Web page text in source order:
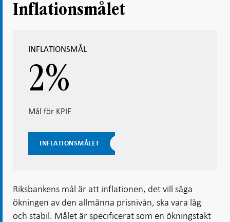
Inflationsmålet
INFLATIONSMÅL
2%
Mål för KPIF
INFLATIONSMÅLET
Riksbankens mål är att inflationen, det vill säga
ökningen av den allmänna prisnivån, ska vara låg
och stabil. Målet är specificerat som en ökningstakt